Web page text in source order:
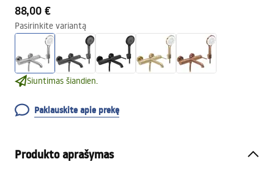
88,00 €
Pasirinkite variantą
Siuntimas šiandien.
Paklauskite apie prekę
Produkto aprašymas